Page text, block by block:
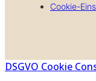
Cookie-
DSGVO Cookie